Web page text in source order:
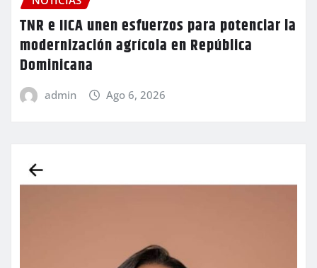
TNR e IICA unen esfuerzos para potenciar la
modernización agrícola en República
Dominicana
admin Ago 6, 2026